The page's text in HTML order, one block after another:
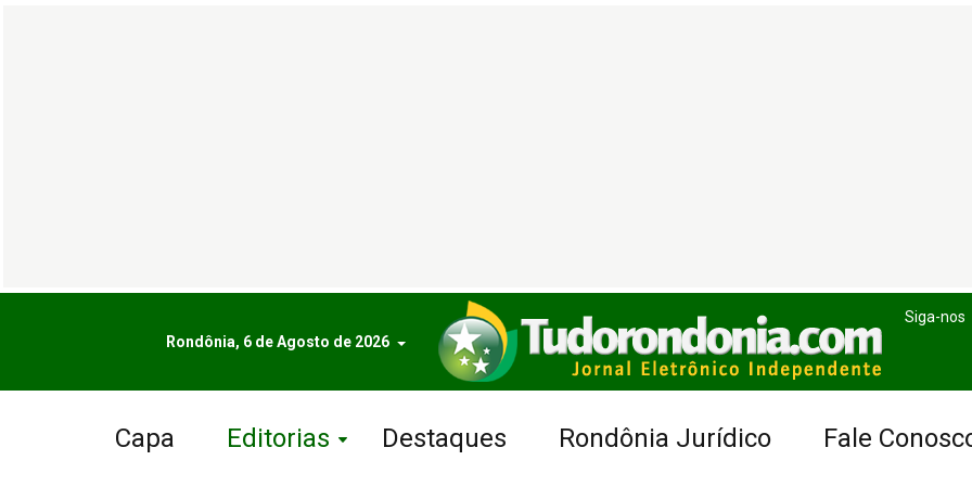
Rondônia, 6 de Agosto de 2026
Siga-nos
Capa Editorias Destaques Rondônia Jurídico Fale